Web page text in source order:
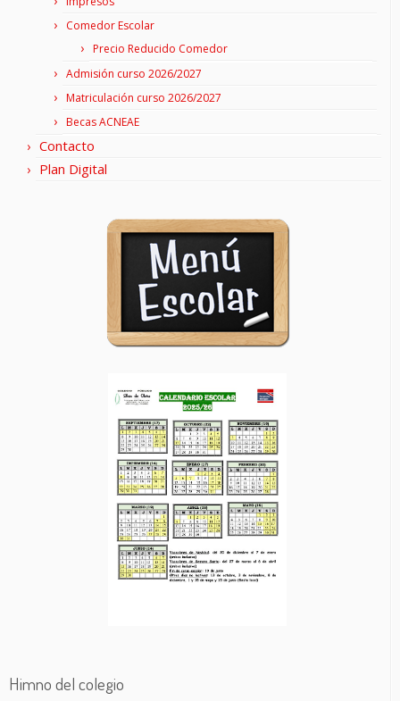
Comedor Escolar
Precio Reducido Comedor
Admisión curso 2026/2027
Matriculación curso 2026/2027
Becas ACNEAE
Contacto
Plan Digital
Himno del colegio